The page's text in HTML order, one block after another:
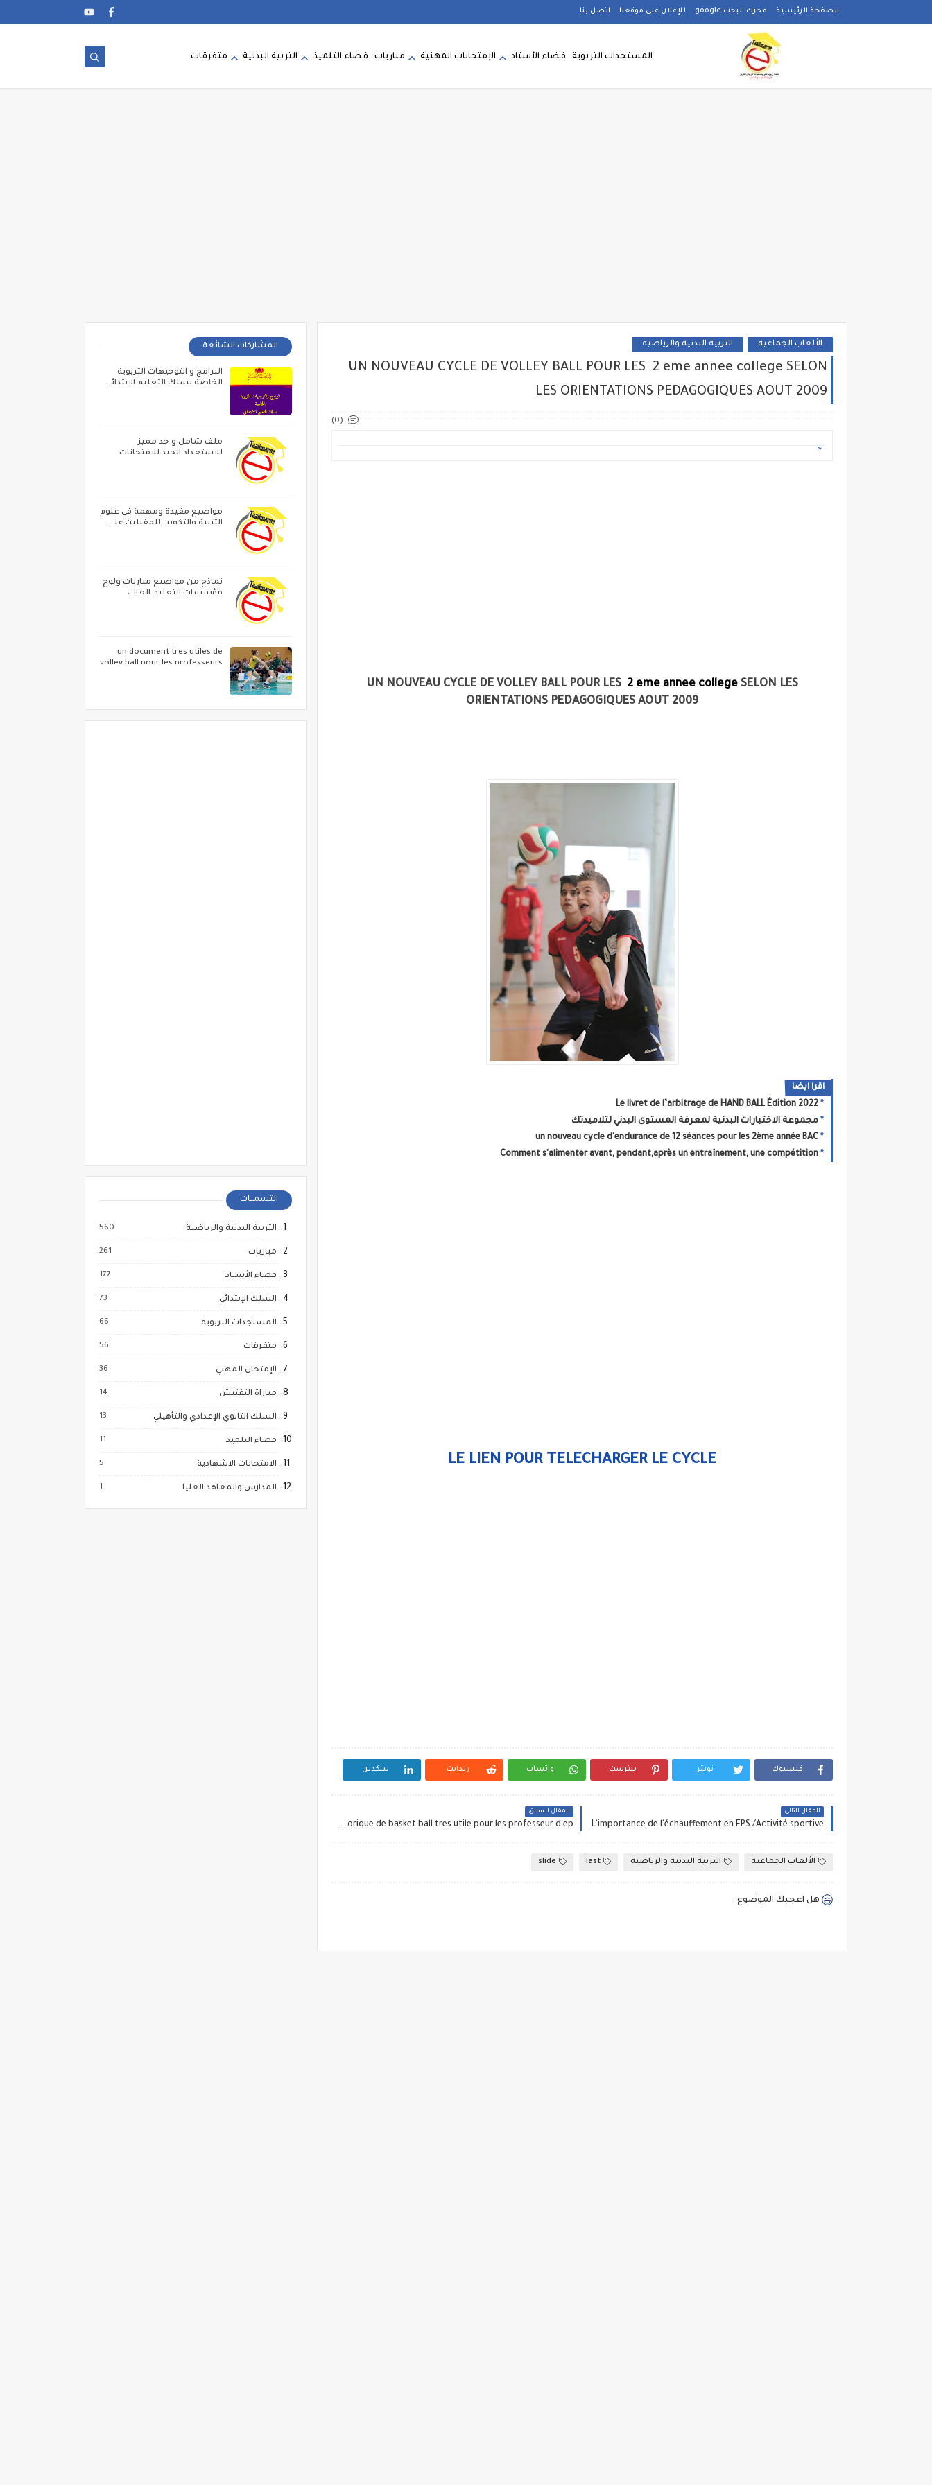
الصفحة الرئيسية محرك البحث google للإعلان على موقعنا اتصل بنا
المستجدات التربوية فضاء الأستاد الإمتحانات المهنية مباريات فضاء التلميذ التربية البدنية متفرقات
الألعاب الجماعية التربية البدنية والرياضية
UN NOUVEAU CYCLE DE VOLLEY BALL POUR LES 2 eme annee college SELON
LES ORIENTATIONS PEDAGOGIQUES AOUT 2009
(0)
UN NOUVEAU CYCLE DE VOLLEY BALL POUR LES 2 eme annee college SELON LES
ORIENTATIONS PEDAGOGIQUES AOUT 2009
اقرا ايضا
Le livret de l’arbitrage de HAND BALL Édition 2022
مجموعة الاختبارات البدنية لمعرفة المستوى البدني لتلاميدتك
un nouveau cycle d'endurance de 12 séances pour les 2ème année BAC
Comment s'alimenter avant, pendant,après un entraînement, une compétition
LE LIEN POUR TELECHARGER LE CYCLE
فيسبوك تويتر بنترست واتساب ريدايت لينكدين
المقال التالي
L'importance de l'échauffement en EPS /Activité sportive
المقال السابق
Le cours théorique de basket ball tres utile pour les professeur d ep
الألعاب الجماعية التربية البدنية والرياضية last
slide
هل اعجبك الموضوع :
المشاركات الشائعة
البرامج و التوجيهات التربوية
الخاصة بسلك التعليم الابتدائي
ملف شامل و جد مميز
للاستعداد الجيد للامتحانات
مواضيع مفيدة ومهمة في علوم
التربية والتكوين للمقبلين على
نماذج من مواضيع مباريات ولوج
مؤسسات التعليم العالي
un document tres utiles de
volley ball pour les professeurs
التسميات
التربية البدنية والرياضية 560
مباريات 261
فضاء الأستاذ 177
السلك الإبتدائي 73
المستجدات التربوية 66
متفرقات 56
الإمتحان المهني 36
مباراة التفتيش 14
السلك الثانوي الإعدادي والتأهيلي 13
فضاء التلميذ 11
الامتحانات الاشهادية 5
المدارس والمعاهد العليا 1